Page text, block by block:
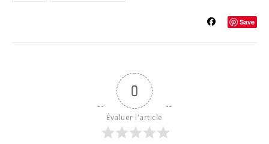
Save
0
Évaluer l'article